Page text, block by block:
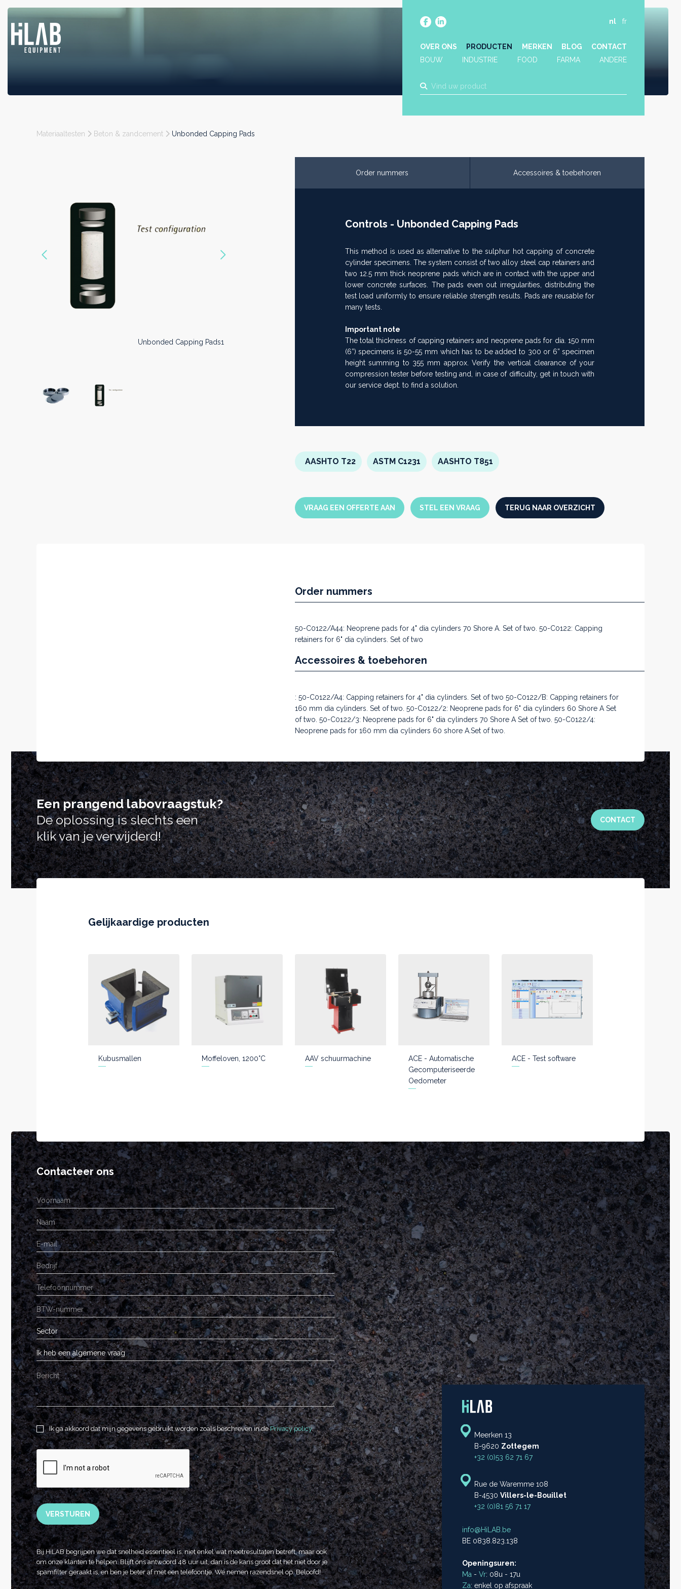
nl fr
OVER ONS PRODUCTEN MERKEN BLOG
CONTACT
BOUW
INDUSTRIE FOOD FARMA ANDERE
Materiaaltesten Beton & zandcement Unbonded Capping Pads
Unbonded Capping Pads0
Order nummers Accessoires & toebehoren
Controls - Unbonded Capping Pads
This method is used as alternative to the sulphur hot capping of concrete
cylinder specimens. The system consist of two alloy steel cap retainers and
two 12.5 mm thick neoprene pads which are in contact with the upper and
lower concrete surfaces. The pads even out irregularities, distributing the
test load uniformly to ensure reliable strength results. Pads are reusable for
many tests.
Important note
The total thickness of capping retainers and neoprene pads for dia. 150 mm
(6”) specimens is 50-55 mm which has to be added to 300 or 6” specimen
height summing to 355 mm approx. Verify the vertical clearance of your
compression tester before testing and, in case of difficulty, get in touch with
our service dept. to find a solution.
AASHTO T22 ASTM C1231 AASHTO T851
VRAAG EEN OFFERTE AAN STEL EEN VRAAG TERUG NAAR OVERZICHT
Order nummers
50-C0122/A44: Neoprene pads for 4" dia cylinders 70 Shore A. Set of two. 50-C0122: Capping
retainers for 6" dia cylinders. Set of two
Accessoires & toebehoren
: 50-C0122/A4: Capping retainers for 4" dia cylinders. Set of two 50-C0122/B: Capping retainers for
160 mm dia cylinders. Set of two. 50-C0122/2: Neoprene pads for 6" dia cylinders 60 Shore A Set
of two. 50-C0122/3: Neoprene pads for 6" dia cylinders 70 Shore A Set of two. 50-C0122/4:
Neoprene pads for 160 mm dia cylinders 60 shore A.Set of two.
Een prangend labovraagstuk?
De oplossing is slechts een
klik van je verwijderd!
CONTACT
Gelijkaardige producten
Kubusmallen Moffeloven, 1200°C AAV schuurmachine
ACE - Automatische
Gecomputeriseerde
Oedometer
ACE - Test software
Contacteer ons
Sector
Ik heb een algemene vraag
Ik ga akkoord dat mijn gegevens gebruikt worden zoals beschreven in dePrivacy policy.
VERSTUREN
Bij HiLAB begrijpen we dat snelheid essentieel is, niet enkel wat meetresultaten betreft, maar ook
om onze klanten te helpen. Blijft ons antwoord 48 uur uit, dan is de kans groot dat het niet door je
spamfilter geraakt is, en ben je beter af met een telefoontje. We nemen razendsnel op. Beloofd!
Meerken 13
B-9620 Zottegem
+32 (0)53 62 71 67
Rue de Waremme 108
B-4530 Villers-le-Bouillet
+32 (0)81 56 71 17
info@HiLAB.be
BE 0838.823.138
Openingsuren:
Ma - Vr: 08u - 17u
Za: enkel op afspraak